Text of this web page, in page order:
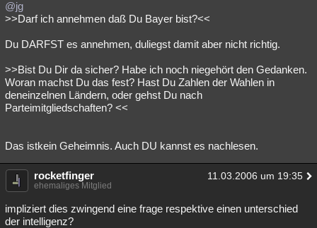
@jg
>>Darf ich annehmen daß Du Bayer bist?<<
Du DARFST es annehmen, duliegst damit aber nicht richtig.
>>Bist Du Dir da sicher? Habe ich noch niegehört den Gedanken.
Woran machst Du das fest? Hast Du Zahlen der Wahlen in
deneinzelnen Ländern, oder gehst Du nach
Parteimitgliedschaften? <<
Das istkein Geheimnis. Auch DU kannst es nachlesen.
rocketfinger 11.03.2006 um 19:35
ehemaliges Mitglied
impliziert dies zwingend eine frage respektive einen unterschied
der intelligenz?